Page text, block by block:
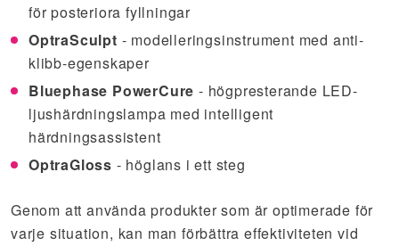
för posteriora fyllningar
OptraSculpt - modelleringsinstrument med anti-
klibb-egenskaper
Bluephase PowerCure - högpresterande LED-
ljushärdningslampa med intelligent
härdningsassistent
OptraGloss - höglans i ett steg
Genom att använda produkter som är optimerade för
varje situation, kan man förbättra effektiviteten vid